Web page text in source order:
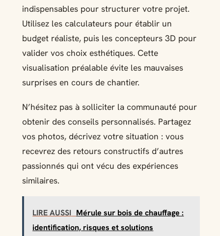
indispensables pour structurer votre projet.
Utilisez les calculateurs pour établir un
budget réaliste, puis les concepteurs 3D pour
valider vos choix esthétiques. Cette
visualisation préalable évite les mauvaises
surprises en cours de chantier.
N’hésitez pas à solliciter la communauté pour
obtenir des conseils personnalisés. Partagez
vos photos, décrivez votre situation : vous
recevrez des retours constructifs d’autres
passionnés qui ont vécu des expériences
similaires.
LIRE AUSSI Mérule sur bois de chauffage :
identification, risques et solutions